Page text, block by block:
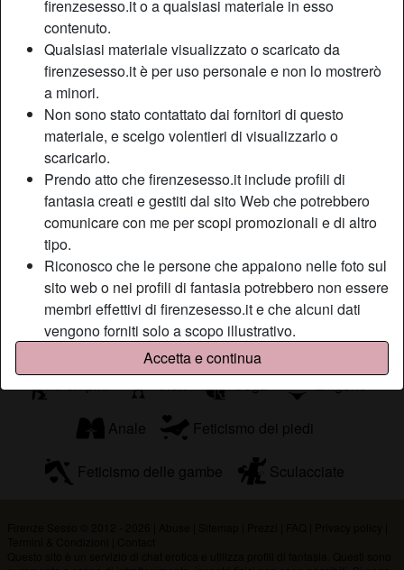
firenzesesso.it o a qualsiasi materiale in esso
contenuto.
Qualsiasi materiale visualizzato o scaricato da
firenzesesso.it è per uso personale e non lo mostrerò
a minori.
Non sono stato contattato dai fornitori di questo
materiale, e scelgo volentieri di visualizzarlo o
scaricarlo.
Prendo atto che firenzesesso.it include profili di
fantasia creati e gestiti dal sito Web che potrebbero
comunicare con me per scopi promozionali e di altro
tipo.
Riconosco che le persone che appaiono nelle foto sul
sito web o nei profili di fantasia potrebbero non essere
membri effettivi di firenzesesso.it e che alcuni dati
vengono forniti solo a scopo illustrativo.
Riconosco che firenzesesso.it non effettua indagini
sui precedenti dei suoi membri e che il sito Web non
tenta altrimenti di verificare l'esattezza delle
dichiarazioni rese dai suoi membri.
Accetta e continua
Colore degli occhi:
Castani
Depilata:
Fumatrice:
Sì
person_pin Descrizione
Rosso, nero, bianco, rosa.. no, non sono i colori delle
squadre di calcio ma quelli dei miei tanga migliori. Il
problema è che in ufficio non me li posso mettere e mi
manca tanto qualcuno che possa prendermi le misure che
potrei aver messo un chilo per ogni pacca di culo!
Sta cercando
Non ha specificato le sue preferenze
Tags
Pompini Orali Sega Lingerie
Anale Feticismo dei piedi
Feticismo delle gambe Sculacciate